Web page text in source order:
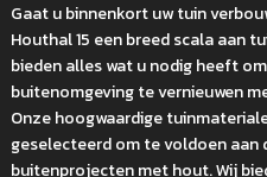
Gaat u binnenkort uw tuin
Houthal 15 een breed scala aan
bieden alles wat u nodig heeft
buitenomgeving te vernieuwen
Onze hoogwaardige
geselecteerd om te voldoen aan
buitenprojecten met hout. Wij